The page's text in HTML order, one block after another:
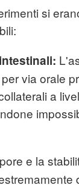
si
via orale
a
e la